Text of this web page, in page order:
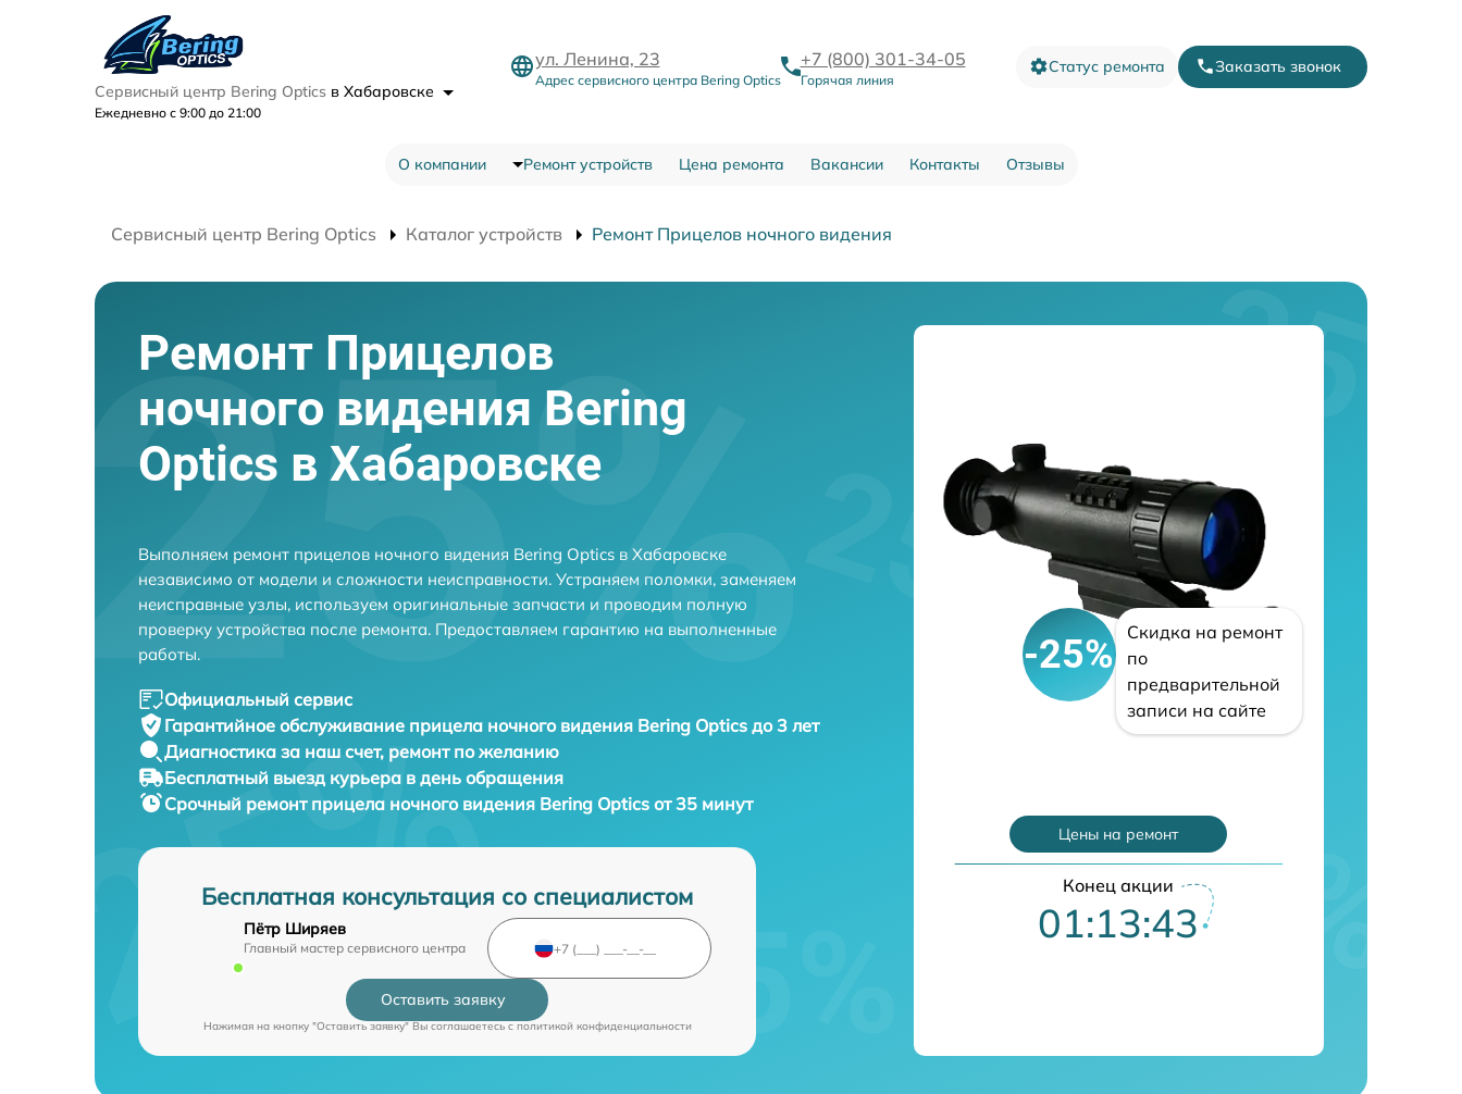
Сервисный центр Bering Optics в Хабаровске
Ежедневно с 9:00 до 21:00
ул. Ленина, 23
Адрес сервисного центра Bering Optics
+7 (800) 301-34-05
Горячая линия
Статус ремонта Заказать звонок
О компании Ремонт устройств Цена ремонта Вакансии Контакты Отзывы
Сервисный центр Bering Optics Каталог устройств Ремонт Прицелов ночного видения
Ремонт Прицелов
ночного видения Bering
Optics в Хабаровске
Выполняем ремонт прицелов ночного видения Bering Optics в Хабаровске
независимо от модели и сложности неисправности. Устраняем поломки, заменяем
неисправные узлы, используем оригинальные запчасти и проводим полную
проверку устройства после ремонта. Предоставляем гарантию на выполненные
работы.
Официальный сервис
Гарантийное обслуживание прицела ночного видения Bering Optics до 3 лет
Диагностика за наш счет, ремонт по желанию
Бесплатный выезд курьера в день обращения
Срочный ремонт прицела ночного видения Bering Optics от 35 минут
Бесплатная консультация со специалистом
Пётр Ширяев
Главный мастер сервисного центра
Оставить заявку
Нажимая на кнопку "Оставить заявку" Вы соглашаетесь cполитикой конфиденциальности
-25%
Скидка на ремонт
по
предварительной
записи на сайте
Цены на ремонт
Конец акции
01:13:42